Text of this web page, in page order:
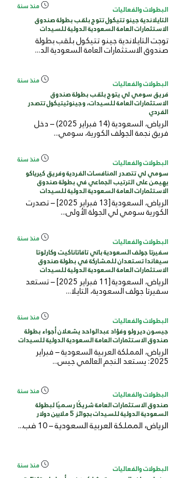
البطولات والفعاليات منذ سنة
التايلاندية جينو تتيكول تتوج بلقب بطولة صندوق
الاستثمارات العامة السعودية الدولية للسيدات
توجت التايلاندية جينو تتيكول بلقب بطولة
صندوق الاستثمارات العامة السعودية الد...
البطولات والفعاليات منذ سنة
فريق سومي لي يتوج بلقب بطولة صندوق
الاستثمارات العامة للسيدات، وجينوثيتيكول تتصدر
الفردي
الرياض، السعودية (14 فبراير 2025) – دخل
فريق نجمة الجولف الكورية، سومي...
البطولات والفعاليات منذ سنة
سومي لي تتصدر المنافسات الفردية وفريق كيرياكو
يهيمن على الترتيب الجماعي في بطولة صندوق
الاستثمارات العامة السعودية الدولية للسيدات
الرياض، السعودية [13 فبراير 2025] – تصدرت
الكورية سومي لي الجولة الأولى...
البطولات والفعاليات منذ سنة
سفيرتا جولف السعودية باتي تافاتاناكيت وكارلوتا
سيغاندا تستعدان للمشاركة في بطولة صندوق
الاستثمارات العامة السعودية الدولية للسيدات
الرياض، السعودية [11 فبراير 2025] – تستعد
سفيرتا جولف السعودية، التايلا...
البطولات والفعاليات منذ سنة
جيسون ديرولو وفؤاد عبدالواحد يشعلان أجواء بطولة
صندوق الاستثمارات العامة السعودية الدولية للسيدات
الرياض، المملكة العربية السعودية – فبراير
2025: يستعد النجم العالمي جيس...
البطولات والفعاليات منذ سنة
صندوق الاستثمارات العامة شريكًا رسميًا لبطولة
السعودية الدولية للسيدات بجوائز 5 ملايين دولار
الرياض، المملكة العربية السعودية – 10 فب...
البطولات والفعاليات منذ سنة